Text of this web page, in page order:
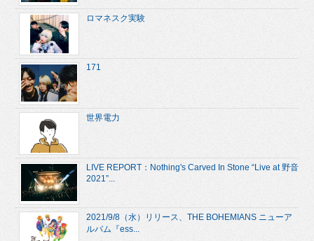
ロマネスク実験
171
世界電力
LIVE REPORT：Nothing's Carved In Stone “Live at 野音
2021”...
2021/9/8（水）リリース、THE BOHEMIANS ニューア
ルバム『ess...